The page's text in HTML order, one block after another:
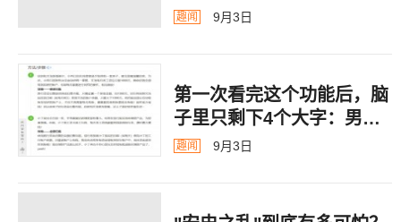
趣闻 9月3日
第一次看完这个功能后，脑
子里只剩下4个大字：男德
银行
趣闻 9月3日